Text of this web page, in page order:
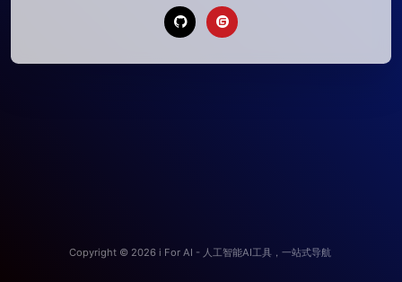
Copyright © 2026 i For AI - 人工智能AI工具，一站式导航